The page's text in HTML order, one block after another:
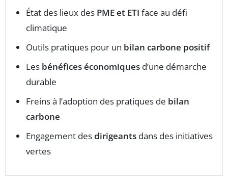
État des lieux des PME et ETI face au défi
climatique
Outils pratiques pour un bilan carbone positif
Les bénéfices économiques d’une démarche
durable
Freins à l’adoption des pratiques de bilan
carbone
Engagement desdirigeants dans des initiatives
vertes